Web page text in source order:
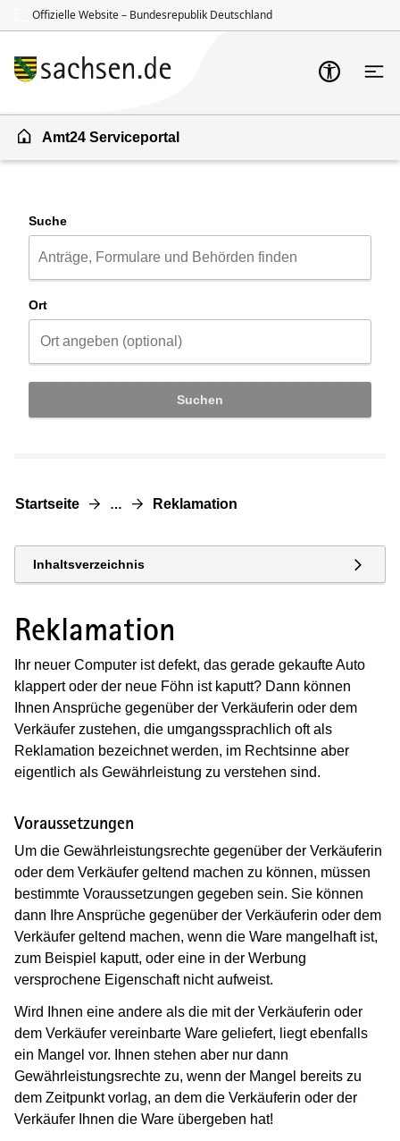
Offizielle Website – Bundesrepublik Deutschland
Amt24 Serviceportal
Suche
Ort
Suchen
Startseite … Reklamation
Inhaltsverzeichnis
Reklamation
Ihr neuer Computer ist defekt, das gerade gekaufte Auto
klappert oder der neue Föhn ist kaputt? Dann können
Ihnen Ansprüche gegenüber der Verkäuferin oder dem
Verkäufer zustehen, die umgangssprachlich oft als
Reklamation bezeichnet werden, im Rechtsinne aber
eigentlich als Gewährleistung zu verstehen sind.
Voraussetzungen
Um die Gewährleistungsrechte gegenüber der Verkäuferin
oder dem Verkäufer geltend machen zu können, müssen
bestimmte Voraussetzungen gegeben sein. Sie können
dann Ihre Ansprüche gegenüber der Verkäuferin oder dem
Verkäufer geltend machen, wenn die Ware mangelhaft ist,
zum Beispiel kaputt, oder eine in der Werbung
versprochene Eigenschaft nicht aufweist.
Wird Ihnen eine andere als die mit der Verkäuferin oder
dem Verkäufer vereinbarte Ware geliefert, liegt ebenfalls
ein Mangel vor. Ihnen stehen aber nur dann
Gewährleistungsrechte zu, wenn der Mangel bereits zu
dem Zeitpunkt vorlag, an dem die Verkäuferin oder der
Verkäufer Ihnen die Ware übergeben hat!